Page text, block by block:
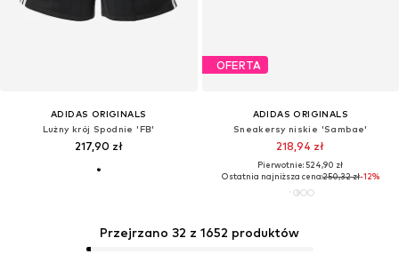
ADIDAS ORIGINALS
Lużny krój Spodnie 'FB'
217,90 zł
OFERTA
ADIDAS ORIGINALS
Sneakersy niskie 'Sambae'
218,94 zł
Pierwotnie: 524,90 zł
Ostatnia najniższa cena:250,32 zł-12%
Przejrzano 32 z 1652 produktów